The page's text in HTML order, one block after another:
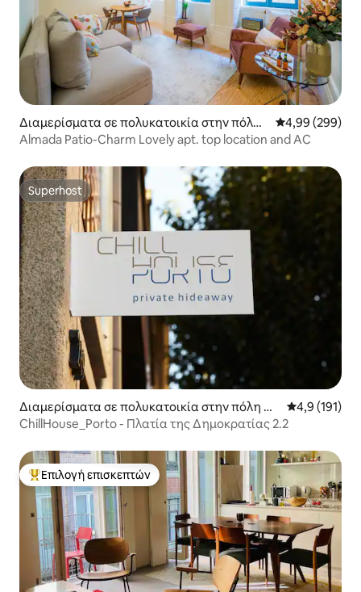
Διαμερίσματα σε πολυκατοικία στην πόλη
Πόρτο
Μέση
4,99 (299)
Almada Patio-Charm Lovely apt. top location and AC
Superhost
Superhost
Διαμερίσματα σε πολυκατοικία στην πόλη Πό
ρτο
Μέση
4,9 (191)
ChillHouse_Porto - Πλατία της Δημοκρατίας 2.2
Κορυφαία επιλογή επισκεπτών
Επιλογή επισκεπτών